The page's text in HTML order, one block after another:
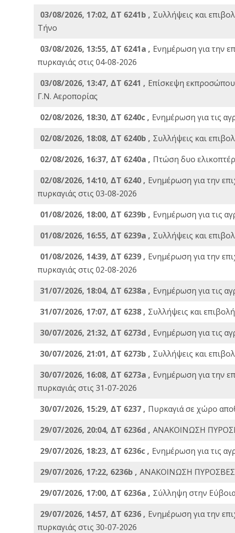
03/08/2026, 17:02, ΔΤ 6241b , Συλλήψεις και
Τήνο
03/08/2026, 13:55, ΔΤ 6241a , Ενημέρωση για την
πυρκαγιάς στις 04-08-2026
03/08/2026, 13:47, ΔΤ 6241 , Επίσκεψη
Γ.Ν. Αεροπορίας
02/08/2026, 18:30, ΔΤ 6240c , Ενημέρωση για τις
02/08/2026, 18:08, ΔΤ 6240b , Συλλήψεις και
02/08/2026, 16:37, ΔΤ 6240a , Πτώση δυο
02/08/2026, 14:10, ΔΤ 6240 , Ενημέρωση για την
πυρκαγιάς στις 03-08-2026
01/08/2026, 18:00, ΔΤ 6239b , Ενημέρωση για τις
01/08/2026, 16:55, ΔΤ 6239a , Συλλήψεις και
01/08/2026, 14:39, ΔΤ 6239 , Ενημέρωση για την
πυρκαγιάς στις 02-08-2026
31/07/2026, 18:04, ΔΤ 6238a , Ενημέρωση για τις
31/07/2026, 17:07, ΔΤ 6238 , Συλλήψεις και
30/07/2026, 21:32, ΔΤ 6273d , Ενημέρωση για τις
30/07/2026, 21:01, ΔΤ 6273b , Συλλήψεις και
30/07/2026, 16:08, ΔΤ 6273a , Ενημέρωση για την
πυρκαγιάς στις 31-07-2026
30/07/2026, 15:29, ΔΤ 6237 , Πυρκαγιά σε χώρο
29/07/2026, 20:04, ΔΤ 6236d , ΑΝΑΚΟΙΝΩΣΗ
29/07/2026, 18:23, ΔΤ 6236c , Ενημέρωση για τις
29/07/2026, 17:22, 6236b , ΑΝΑΚΟΙΝΩΣΗ
29/07/2026, 17:00, ΔΤ 6236a , Σύλληψη στην
29/07/2026, 14:57, ΔΤ 6236 , Ενημέρωση για την
πυρκαγιάς στις 30-07-2026